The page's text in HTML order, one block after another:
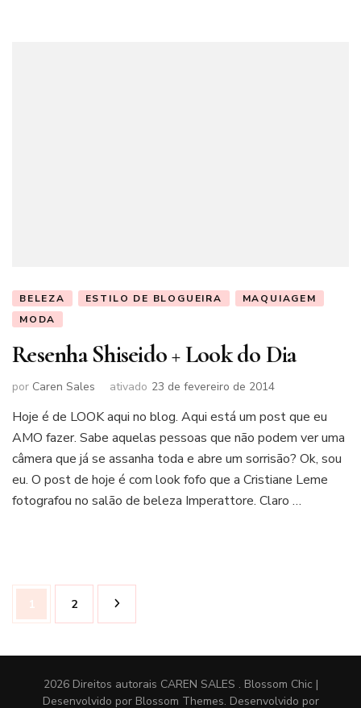
BELEZA ESTILO DE BLOGUEIRA
MAQUIAGEM
MODA
Resenha Shiseido + Look do Dia
por Caren Sales ativado 23 de fevereiro de 2014
Hoje é de LOOK aqui no blog. Aqui está um post que eu
AMO fazer. Sabe aquelas pessoas que não podem ver uma
câmera que já se assanha toda e abre um sorrisão? Ok, sou
eu. O post de hoje é com look fofo que a Cristiane Leme
fotografou no salão de beleza Imperattore. Claro …
Paginação
dePágina
1 Página
2
2026 Direitos autorais CAREN SALES . Blossom Chic |
Desenvolvido por Blossom Themes. Desenvolvido por